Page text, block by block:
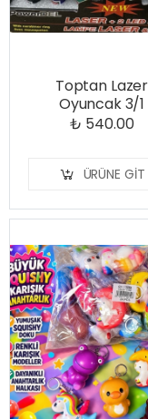
Toptan Lazer
Oyuncak 3/1
₺ 540.00
ÜRÜNE GIT